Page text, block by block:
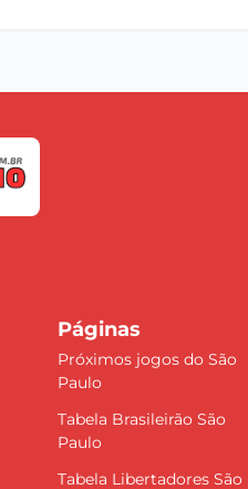
Páginas
Próximos jogos do São
Paulo
Tabela Brasileirão São
Paulo
Tabela Libertadores São